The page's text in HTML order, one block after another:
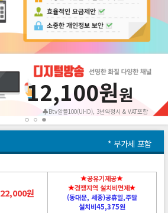
12,100원원
♣Btv알뜰100(UHD), 3년약정시 & VAT포함
* 부가세 포함
22,000원
공유기제공
경쟁지역 설치비면제
(동대문, 세종)공휴일,주말
설치비45,375원